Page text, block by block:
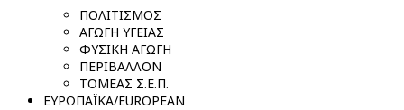
ΠΟΛΙΤΙΣΜΟΣ
ΑΓΩΓΗ ΥΓΕΙΑΣ
ΦΥΣΙΚΗ ΑΓΩΓΗ
ΠΕΡΙΒΑΛΛΟΝ
ΤΟΜΕΑΣ Σ.Ε.Π.
ΕΥΡΩΠΑΪΚΑ/EUROPEAN